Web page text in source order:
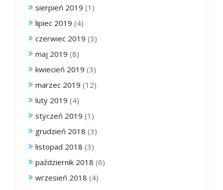
sierpień 2019 (1)
lipiec 2019 (4)
czerwiec 2019 (3)
maj 2019 (8)
kwiecień 2019 (3)
marzec 2019 (12)
luty 2019 (4)
styczeń 2019 (1)
grudzień 2018 (3)
listopad 2018 (3)
październik 2018 (6)
wrzesień 2018 (4)